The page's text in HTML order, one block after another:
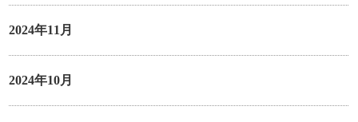
2024年11月
2024年10月